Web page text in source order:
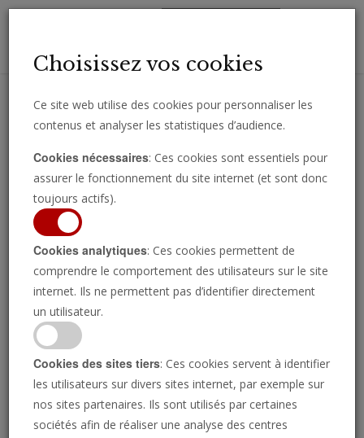
importantes directement par e-mail.
Yémen : plus de 110
morts en trois jours dans
des combats pour le
contrôle de Marib
Choisissez vos cookies
Ce site web utilise des cookies pour personnaliser les
contenus et analyser les statistiques d’audience.
Cookies nécessaires: Ces cookies sont essentiels pour
assurer le fonctionnement du site internet (et sont donc
toujours actifs).
Cookies analytiques: Ces cookies permettent de
comprendre le comportement des utilisateurs sur le site
internet. Ils ne permettent pas d’identifier directement
un utilisateur.
Cookies des sites tiers: Ces cookies servent à identifier
les utilisateurs sur divers sites internet, par exemple sur
nos sites partenaires. Ils sont utilisés par certaines
sociétés afin de réaliser une analyse des centres